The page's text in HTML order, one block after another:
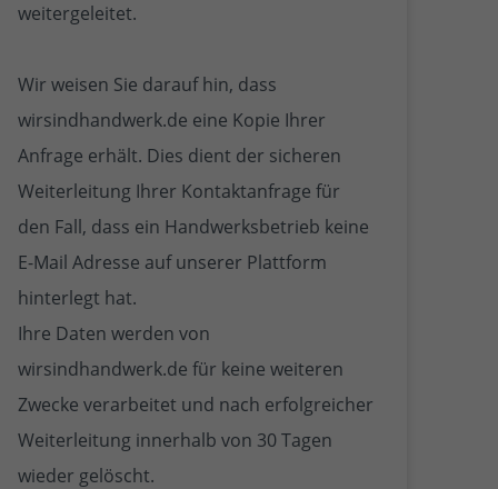
weitergeleitet.
Wir weisen Sie darauf hin, dass
wirsindhandwerk.de eine Kopie Ihrer
Anfrage erhält. Dies dient der sicheren
Weiterleitung Ihrer Kontaktanfrage für
den Fall, dass ein Handwerksbetrieb keine
E-Mail Adresse auf unserer Plattform
hinterlegt hat.
Ihre Daten werden von
wirsindhandwerk.de für keine weiteren
Zwecke verarbeitet und nach erfolgreicher
Weiterleitung innerhalb von 30 Tagen
wieder gelöscht.